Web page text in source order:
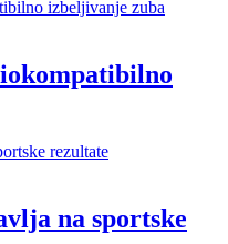
na sportske